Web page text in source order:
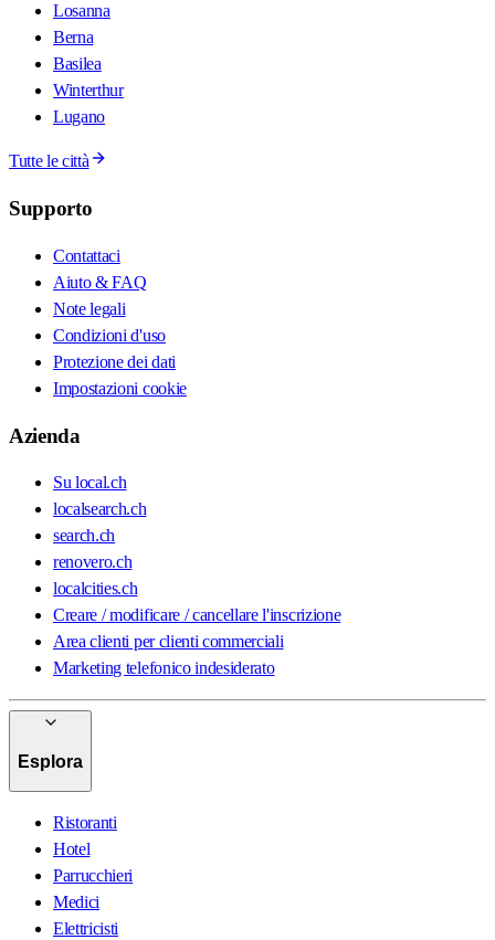
Losanna
Berna
Basilea
Winterthur
Lugano
Tutte le città
Supporto
Contattaci
Aiuto & FAQ
Note legali
Condizioni d'uso
Protezione dei dati
Impostazioni cookie
Azienda
Su local.ch
localsearch.ch
search.ch
renovero.ch
localcities.ch
Creare / modificare / cancellare l'inscrizione
Area clienti per clienti commerciali
Marketing telefonico indesiderato
Esplora
Ristoranti
Hotel
Parrucchieri
Medici
Elettricisti